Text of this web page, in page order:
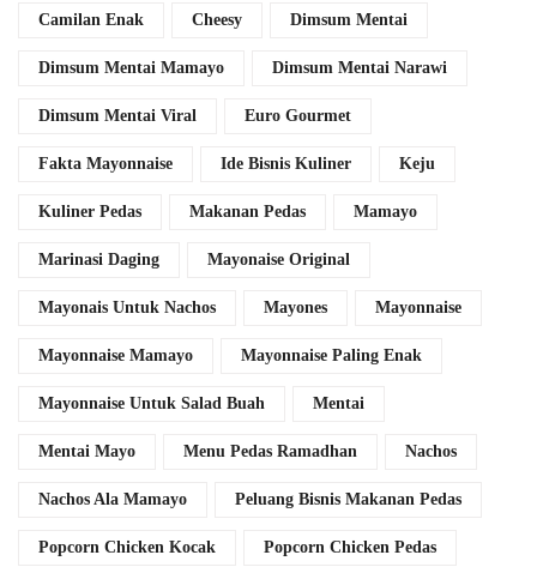
Camilan Enak Cheesy Dimsum Mentai
Dimsum Mentai Mamayo Dimsum Mentai Narawi
Dimsum Mentai Viral Euro Gourmet
Fakta Mayonnaise Ide Bisnis Kuliner Keju
Kuliner Pedas Makanan Pedas Mamayo
Marinasi Daging Mayonaise Original
Mayonais Untuk Nachos Mayones Mayonnaise
Mayonnaise Mamayo Mayonnaise Paling Enak
Mayonnaise Untuk Salad Buah Mentai
Mentai Mayo Menu Pedas Ramadhan Nachos
Nachos Ala Mamayo Peluang Bisnis Makanan Pedas
Popcorn Chicken Kocak Popcorn Chicken Pedas